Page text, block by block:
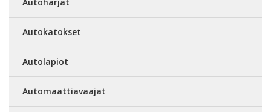
Autokatokset
Autolapiot
Automaattiavaajat